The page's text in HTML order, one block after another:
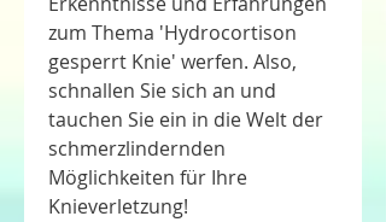
zum Thema 'Hydrocortison
gesperrt Knie' werfen. Also,
schnallen Sie sich an und
tauchen Sie ein in die Welt der
schmerzlindernden
Möglichkeiten für Ihre
Knieverletzung!